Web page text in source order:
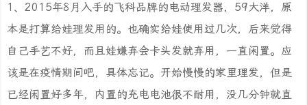
1、2015年8月入手的飞科品牌的电动理发器，59大洋，原
本是打算给娃理发用的。也确实给娃使用过几次，后来觉得
自己手艺不好，而且娃嫌弃会卡头发就弃用，一直闲置。应
该是在疫情期间吧，具体忘记。开始慢慢的家里理发，但是
已经闲置好多年，内置的充电电池很不耐用，没几分钟就直